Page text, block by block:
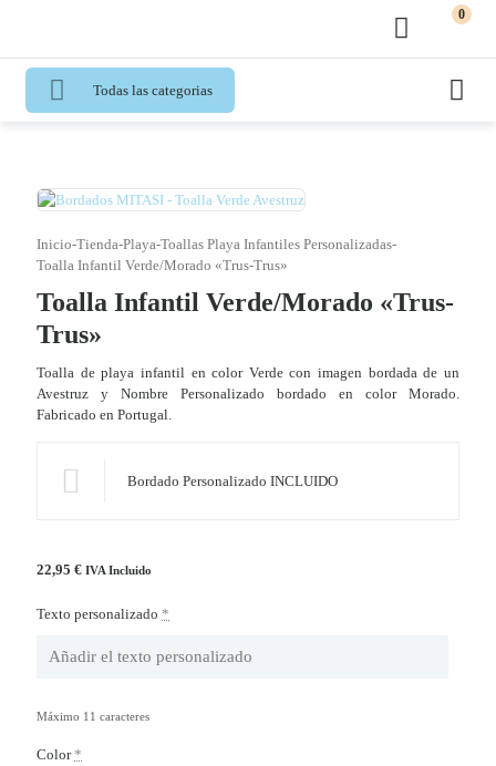
0
Todas las categorias
Inicio-Tienda-Playa-Toallas Playa Infantiles Personalizadas-
Toalla Infantil Verde/Morado «Trus-Trus»
Toalla Infantil Verde/Morado «Trus-
Trus»
Toalla de playa infantil en color Verde con imagen bordada de un
Avestruz y Nombre Personalizado bordado en color Morado.
Fabricado en Portugal.
Bordado Personalizado INCLUIDO
22,95 € IVA Incluido
Texto personalizado *
Máximo 11 caracteres
Color *